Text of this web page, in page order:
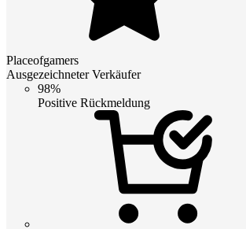
Placeofgamers
Ausgezeichneter Verkäufer
98%
Positive Rückmeldung